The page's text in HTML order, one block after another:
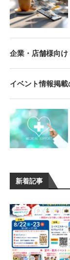
新着記事
企業・店舗様向
イベント情報掲載